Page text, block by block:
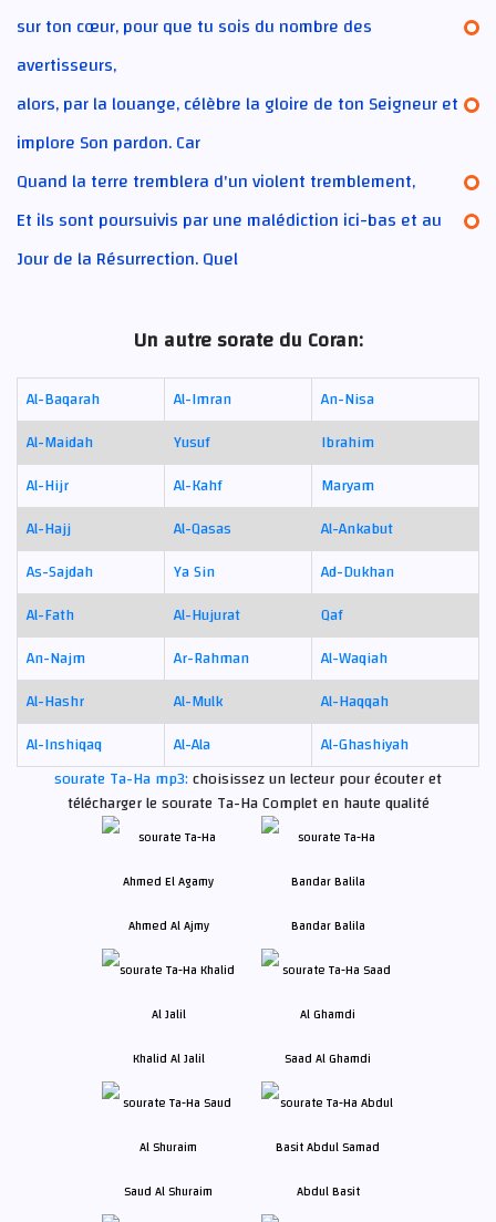
sur ton cœur, pour que tu sois du nombre des
avertisseurs,
alors, par la louange, célèbre la gloire de ton Seigneur et
implore Son pardon. Car
Quand la terre tremblera d'un violent tremblement,
Et ils sont poursuivis par une malédiction ici-bas et au
Jour de la Résurrection. Quel
Un autre sorate du Coran:
Al-Baqarah Al-Imran
An-Nisa
Al-Maidah
Yusuf
Ibrahim
Al-Hijr
Al-Kahf
Maryam
Al-Hajj
Al-Qasas
Al-Ankabut
As-Sajdah
Ya Sin
Ad-Dukhan
Al-Fath
Al-Hujurat
Qaf
An-Najm
Ar-Rahman
Al-Waqiah
Al-Hashr
Al-Mulk
Al-Haqqah
Al-Inshiqaq
Al-Ala
Al-Ghashiyah
sourate Ta-Ha mp3:choisissez un lecteur pour écouter et
télécharger le sourate Ta-Ha Complet en haute qualité
Ahmed Al Ajmy Bandar Balila
Khalid Al Jalil Saad Al Ghamdi
Saud Al Shuraim Abdul Basit